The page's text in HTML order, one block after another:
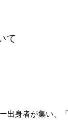
て
出身者が集い、